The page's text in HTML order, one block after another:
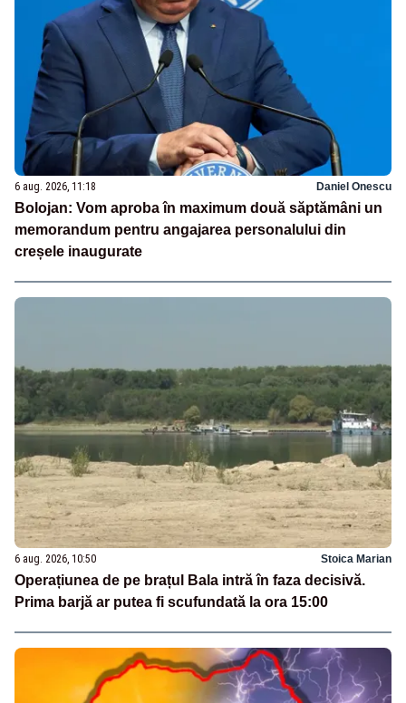
6 aug. 2026, 11:18 Daniel Onescu
Bolojan: Vom aproba în maximum două săptămâni un
memorandum pentru angajarea personalului din
creșele inaugurate
6 aug. 2026, 10:50 Stoica Marian
Operațiunea de pe brațul Bala intră în faza decisivă.
Prima barjă ar putea fi scufundată la ora 15:00